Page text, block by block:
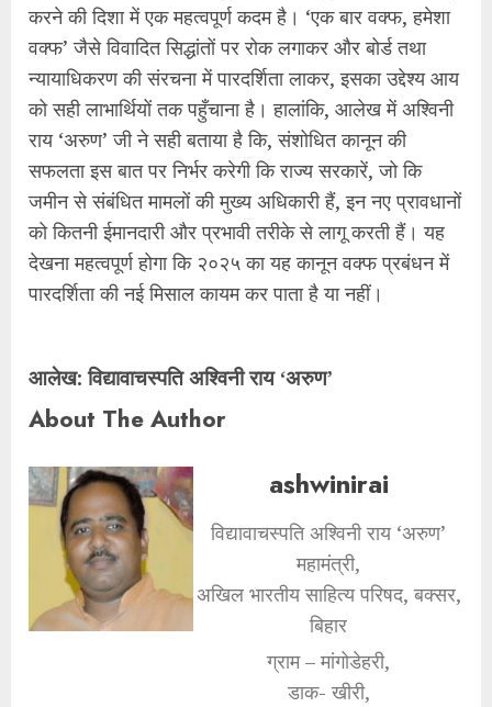
करने की दिशा में एक महत्वपूर्ण कदम है। ‘एक बार वक्फ, हमेशा
वक्फ’ जैसे विवादित सिद्धांतों पर रोक लगाकर और बोर्ड तथा
न्यायाधिकरण की संरचना में पारदर्शिता लाकर, इसका उद्देश्य आय
को सही लाभार्थियों तक पहुँचाना है। हालांकि, आलेख में अश्विनी
राय ‘अरुण’ जी ने सही बताया है कि, संशोधित कानून की
सफलता इस बात पर निर्भर करेगी कि राज्य सरकारें, जो कि
जमीन से संबंधित मामलों की मुख्य अधिकारी हैं, इन नए प्रावधानों
को कितनी ईमानदारी और प्रभावी तरीके से लागू करती हैं। यह
देखना महत्वपूर्ण होगा कि २०२५ का यह कानून वक्फ प्रबंधन में
पारदर्शिता की नई मिसाल कायम कर पाता है या नहीं।
आलेख: विद्यावाचस्पति अश्विनी राय ‘अरुण’
About The Author
ashwinirai
विद्यावाचस्पति अश्विनी राय ‘अरुण’
महामंत्री,
अखिल भारतीय साहित्य परिषद, बक्सर,
बिहार
ग्राम – मांगोडेहरी,
डाक- खीरी,